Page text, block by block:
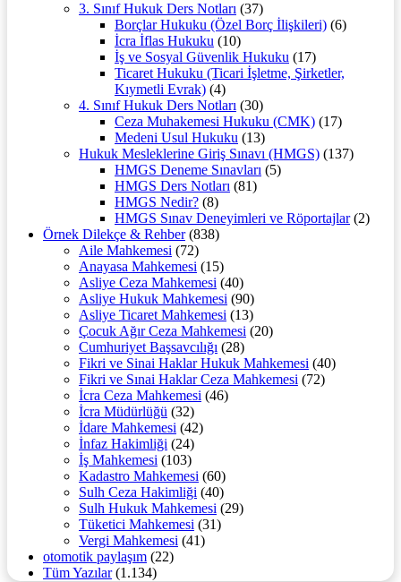
3. Sınıf Hukuk Ders Notları (37)
Borçlar Hukuku (Özel Borç İlişkileri) (6)
İcra İflas Hukuku (10)
İş ve Sosyal Güvenlik Hukuku (17)
Ticaret Hukuku (Ticari İşletme, Şirketler,
Kıymetli Evrak) (4)
4. Sınıf Hukuk Ders Notları (30)
Ceza Muhakemesi Hukuku (CMK) (17)
Medeni Usul Hukuku (13)
Hukuk Mesleklerine Giriş Sınavı (HMGS) (137)
HMGS Deneme Sınavları (5)
HMGS Ders Notları (81)
HMGS Nedir? (8)
HMGS Sınav Deneyimleri ve Röportajlar(2)
Örnek Dilekçe & Rehber(838)
Aile Mahkemesi (72)
Anayasa Mahkemesi (15)
Asliye Ceza Mahkemesi (40)
Asliye Hukuk Mahkemesi (90)
Asliye Ticaret Mahkemesi (13)
Çocuk Ağır Ceza Mahkemesi (20)
Cumhuriyet Başsavcılığı (28)
Fikri ve Sinai Haklar Hukuk Mahkemesi (40)
Fikri ve Sınai Haklar Ceza Mahkemesi (72)
İcra Ceza Mahkemesi (46)
İcra Müdürlüğü (32)
İdare Mahkemesi (42)
İnfaz Hakimliği (24)
İş Mahkemesi (103)
Kadastro Mahkemesi (60)
Sulh Ceza Hakimliği (40)
Sulh Hukuk Mahkemesi (29)
Tüketici Mahkemesi (31)
Vergi Mahkemesi (41)
otomotik paylaşım (22)
Tüm Yazılar(1.134)